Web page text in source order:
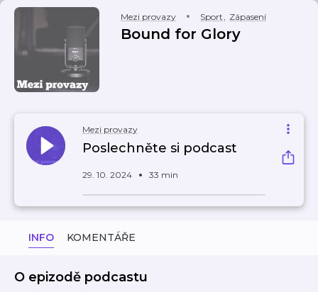
Mezi provazy Sport, Zápasení
Bound for Glory
Mezi provazy
Poslechněte si podcast
29. 10. 2024 33 min
INFO KOMENTÁŘE
O epizodě podcastu